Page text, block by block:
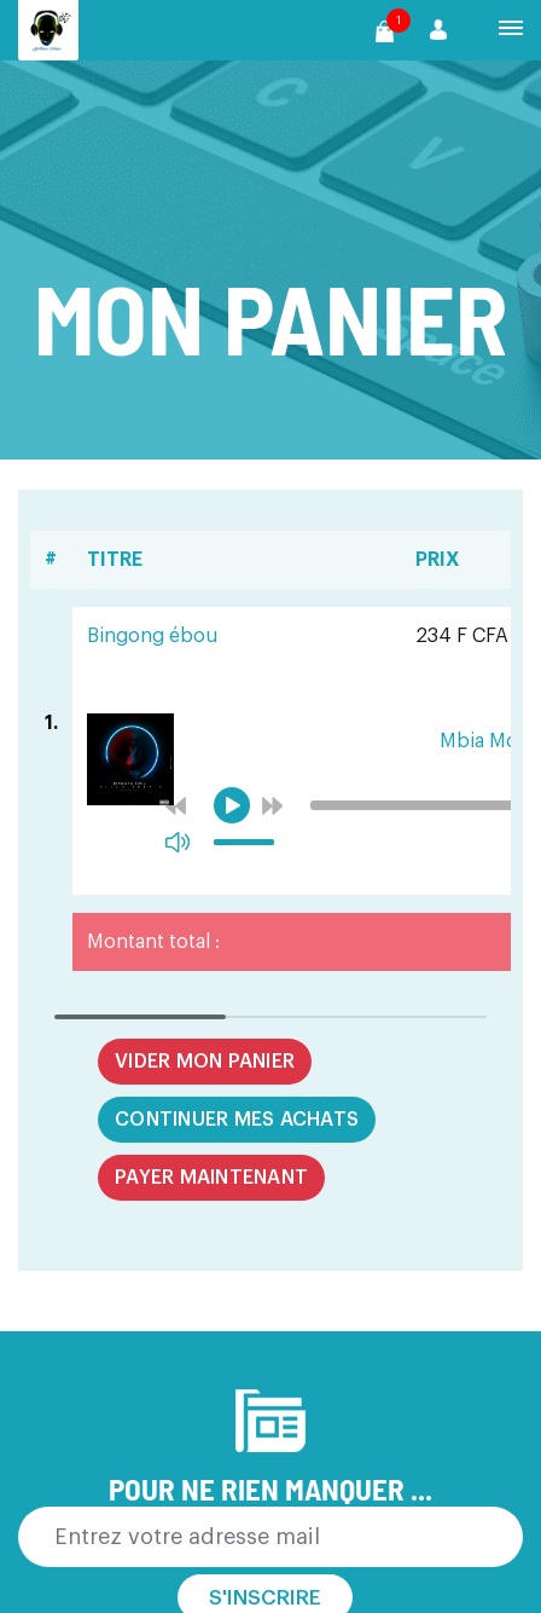
1
MON PANIER
# TITRE PRIX
Bingong ébou 234 F CFA
1.
Mbia Mong
Montant total :
VIDER MON PANIER
CONTINUER MES ACHATS
PAYER MAINTENANT
POUR NE RIEN MANQUER ...
S'INSCRIRE